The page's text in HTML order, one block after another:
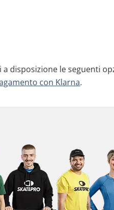
disposizione le seguenti
con Klarna.